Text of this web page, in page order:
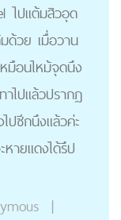
ไปแต้มสิวอุด
ด้วย เมื่อวาน
มือนไหม้จุดนึง
ไปแล้วปรากฏ
ปซีกนึงแล้วค่ะ
ายแดงได้รึป
|